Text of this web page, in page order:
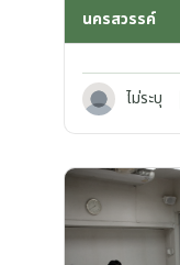
นครสวรรค์
ไม่ระบุ